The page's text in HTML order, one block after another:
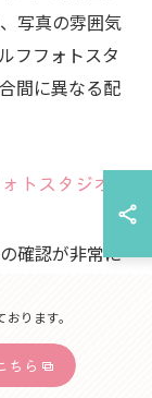
写真の雰囲気
フフォトスタ
間に異なる配
トスタジオで
確認が非常に
ーズや表情に
う。セルフタ
瞬間を逃さな
メラの設定も
ります。
ちら